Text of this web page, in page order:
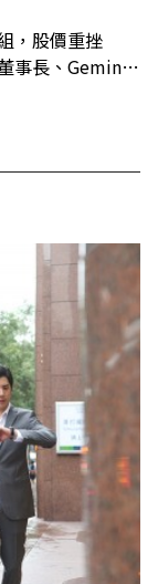
，股價重挫
事長、Gemini